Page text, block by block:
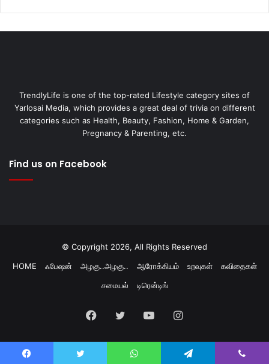
TrendlyLife is one of the top-rated Lifestyle category sites of
Yarlosai Media, which provides a great deal of trivia on different
categories such as Health, Beauty, Fashion, Home & Garden,
Pregnancy & Parenting, etc.
Find us on Facebook
© Copyright 2026, All Rights Reserved
HOME
ஃபேஷன் அழகு..அழகு.. ஆரோக்கியம் உறவுகள்
கவிதைகள்
சமையல்
டிரென்டிங்
Facebook
TwitterYouTubeInstagram